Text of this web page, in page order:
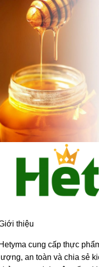
thiệu
cung cấp thực
an toàn và chia sẻ